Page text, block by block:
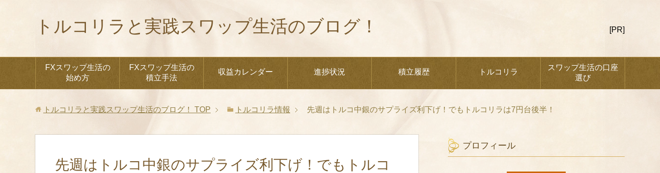
トルコリラと実践スワップ生活のブログ！ [PR]
FXスワップ生活の
始め方
FXスワップ生活の
積立手法
収益カレンダー 進捗状況 積立履歴 トルコリラ
スワップ生活の口座
選び
トルコリラと実践スワップ生活のブログ！ TOP トルコリラ情報 先週はトルコ中銀のサプライズ利下げ！でもトルコリラは7円台後半！
先週はトルコ中銀のサプライズ利下げ！でもトルコ
プロフィール